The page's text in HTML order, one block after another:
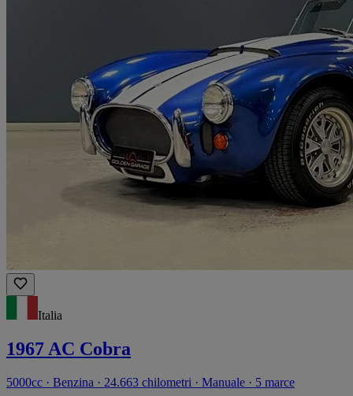
Italia
1967 AC Cobra
5000cc · Benzina · 24.663 chilometri · Manuale · 5 marce